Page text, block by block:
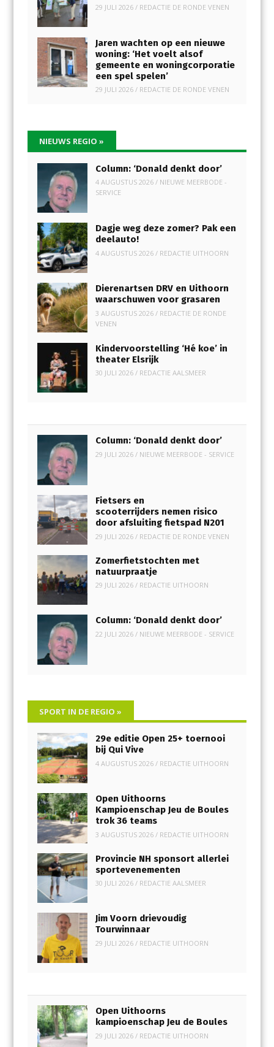
29 JULI 2026/ REDACTIE DE RONDE VENEN
Jaren wachten op een nieuwe
woning: ‘Het voelt alsof
gemeente en woningcorporatie
een spel spelen’
29 JULI 2026/ REDACTIE DE RONDE VENEN
NIEUWS REGIO»
Column: ‘Donald denkt door’
4 AUGUSTUS 2026/ NIEUWE MEERBODE -
SERVICE
Dagje weg deze zomer? Pak een
deelauto!
4 AUGUSTUS 2026/ REDACTIE UITHOORN
Dierenartsen DRV en Uithoorn
waarschuwen voor grasaren
3 AUGUSTUS 2026/ REDACTIE DE RONDE
VENEN
Kindervoorstelling ‘Hé koe’ in
theater Elsrijk
30 JULI 2026/ REDACTIE AALSMEER
Column: ‘Donald denkt door’
29 JULI 2026/ NIEUWE MEERBODE - SERVICE
Fietsers en
scooterrijders nemen risico
door afsluiting fietspad N201
29 JULI 2026/ REDACTIE DE RONDE VENEN
Zomerfietstochten met
natuurpraatje
29 JULI 2026/ REDACTIE UITHOORN
Column: ‘Donald denkt door’
22 JULI 2026/ NIEUWE MEERBODE - SERVICE
SPORT IN DE REGIO»
29e editie Open 25+ toernooi
bij Qui Vive
4 AUGUSTUS 2026/ REDACTIE UITHOORN
Open Uithoorns
Kampioenschap Jeu de Boules
trok 36 teams
3 AUGUSTUS 2026/ REDACTIE UITHOORN
Provincie NH sponsort allerlei
sportevenementen
30 JULI 2026/ REDACTIE AALSMEER
Jim Voorn drievoudig
Tourwinnaar
29 JULI 2026/ REDACTIE UITHOORN
Open Uithoorns
kampioenschap Jeu de Boules
29 JULI 2026/ REDACTIE UITHOORN